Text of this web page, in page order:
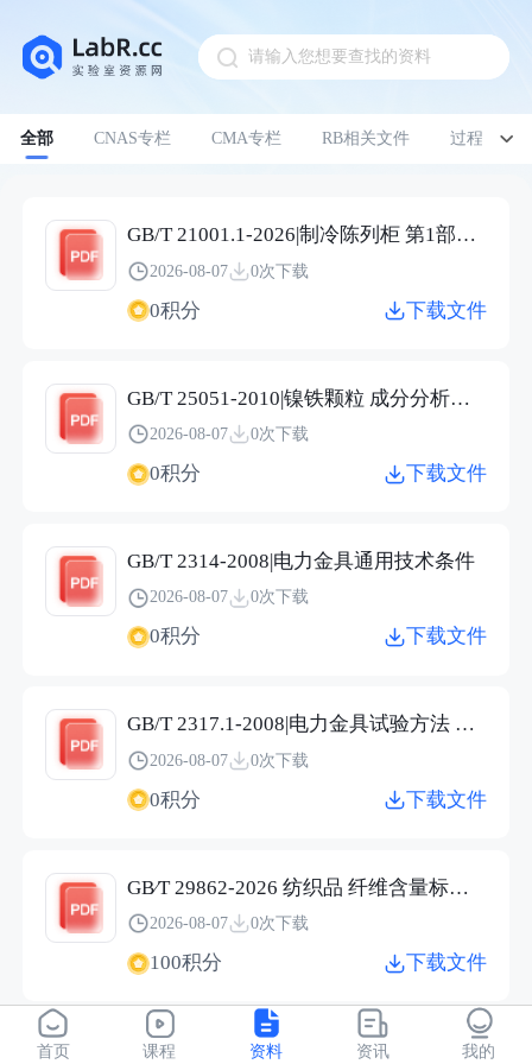
请输入您想要查找的资料
全部 CNAS专栏 CMA专栏 RB相关文件 过程管理
Pull down to refresh
GB/T 21001.1-2026|制冷陈列柜 第1部分：术语
2026-08-07 0次下载
0积分 下载文件
GB/T 25051-2010|镍铁颗粒 成分分析用样品的采取
2026-08-07 0次下载
0积分 下载文件
GB/T 2314-2008|电力金具通用技术条件
2026-08-07 0次下载
0积分 下载文件
GB/T 2317.1-2008|电力金具试验方法 第1部分：机械试验
2026-08-07 0次下载
0积分 下载文件
GB∕T 29862-2026 纺织品 纤维含量标识技术规范.pdf
2026-08-07 0次下载
100积分 下载文件
JC/T 2304-2015|建筑用保温隔热玻璃技术条件
首页 课程 资料 资讯 我的